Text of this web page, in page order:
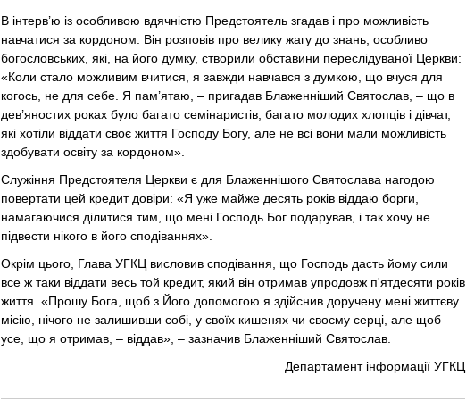
В інтерв’ю із особливою вдячністю Предстоятель згадав і про можливість
навчатися за кордоном. Він розповів про велику жагу до знань, особливо
богословських, які, на його думку, створили обставини переслідуваної Церкви:
«Коли стало можливим вчитися, я завжди навчався з думкою, що вчуся для
когось, не для себе. Я пам’ятаю, – пригадав Блаженніший Святослав, – що в
дев’яностих роках було багато семінаристів, багато молодих хлопців і дівчат,
які хотіли віддати своє життя Господу Богу, але не всі вони мали можливість
здобувати освіту за кордоном».
Служіння Предстоятеля Церкви є для Блаженнішого Святослава нагодою
повертати цей кредит довіри: «Я уже майже десять років віддаю борги,
намагаючися ділитися тим, що мені Господь Бог подарував, і так хочу не
підвести нікого в його сподіваннях».
Окрім цього, Глава УГКЦ висловив сподівання, що Господь дасть йому сили
все ж таки віддати весь той кредит, який він отримав упродовж п'ятдесяти років
життя. «Прошу Бога, щоб з Його допомогою я здійснив доручену мені життєву
місію, нічого не залишивши собі, у своїх кишенях чи своєму серці, але щоб
усе, що я отримав, – віддав», – зазначив Блаженніший Святослав.
Департамент інформації УГКЦ